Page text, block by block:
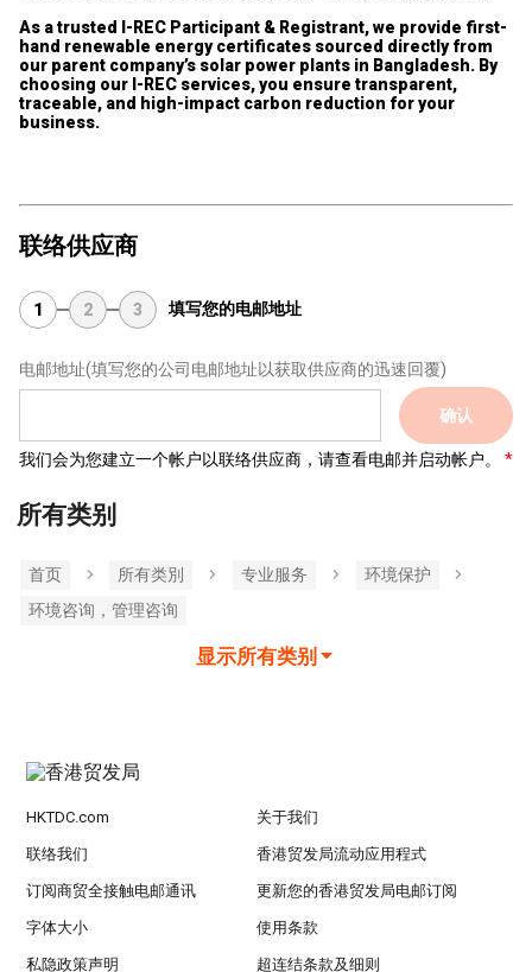
As a trusted I-REC Participant & Registrant, we provide first-
hand renewable energy certificates sourced directly from
our parent company’s solar power plants in Bangladesh. By
choosing our I-REC services, you ensure transparent,
traceable, and high-impact carbon reduction for your
business.
联络供应商
1 2 3 填写您的电邮地址
电邮地址(填写您的公司电邮地址以获取供应商的迅速回覆)
确认
我们会为您建立一个帐户以联络供应商，请查看电邮并启动帐户。
所有类别
首页 所有类別 专业服务
环境保护
环境咨询，管理咨询
显示所有类别
HKTDC.com 关于我们
联络我们 香港贸发局流动应用程式
订阅商贸全接触电邮通讯 更新您的香港贸发局电邮订阅
字体大小 使用条款
私隐政策声明 超连结条款及细则